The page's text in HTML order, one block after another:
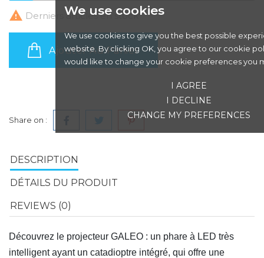
We use cookies
We use cookies to give you the best possible
website. By clicking OK, you agree to our cookie
would like to change your cookie preferences you
I AGREE
I DECLINE
CHANGE MY PREFERENCES
 Derniers articles en stock
Ajouter Au Panier
Share on :
DESCRIPTION
DÉTAILS DU PRODUIT
REVIEWS (0)
Découvrez le projecteur GALEO : un phare à LED très
intelligent ayant un catadioptre intégré, qui offre une